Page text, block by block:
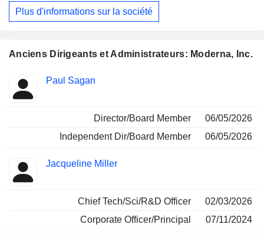
Anciens Dirigeants et Administrateurs: Moderna, Inc.
Insider
Fonctions
occupées
Paul Sagan
Director/Board Member
06/05/2026
Independent Dir/Board Member
06/05/2026
Jacqueline Miller
Chief Tech/Sci/R&D Officer
02/03/2026
Corporate Officer/Principal
07/11/2024
et 9 en phase III, 3 produits en phase de développement
préclinique, et 4 produits en phase de commercialisation. La
Plus d'informations sur la société